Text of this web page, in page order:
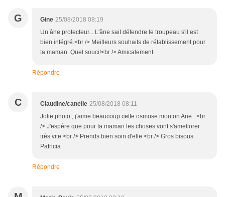
G Gine 25/08/2018 08:19
Un âne protecteur... L'âne sait défendre le troupeau s'il est
bien intégré.<br /> Meilleurs souhaits de rétablissement pour
ta maman. Quel souci!<br /> Amicalement
Répondre
C Claudine/canelle 25/08/2018 08:11
Jolie photo , j'aime beaucoup cette osmose mouton Ane ..<br
/> J'espère que pour ta maman les choses vont s'ameliorer
très vite <br /> Prends bien soin d'elle <br /> Gros bisous
Patricia
Répondre